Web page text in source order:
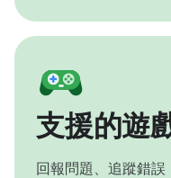
支援的遊
回報問題、追蹤錯